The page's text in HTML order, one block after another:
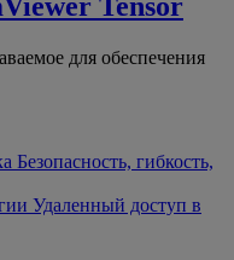
для обеспечения
Безопасность, гибкость,
Удаленный доступ в